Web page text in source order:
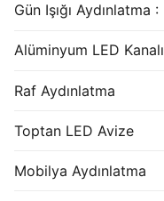
Gün Işığı
Alüminyum LED Kanalı
Raf Aydınlatma
Toptan LED Avize
Mobilya Aydınlatma